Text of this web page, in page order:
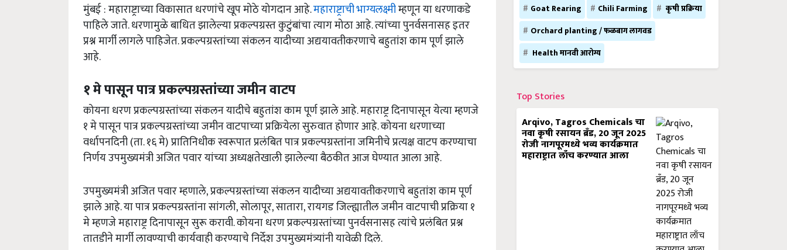
मुंबई : महाराष्ट्राच्या विकासात धरणांचे खूप मोठे योगदान आहे.महाराष्ट्राची भाग्यलक्ष्मीम्हणून या धरणाकडे
पाहिले जाते. धरणामुळे बाधित झालेल्या प्रकल्पग्रस्त कुटुंबांचा त्याग मोठा आहे. त्यांच्या पुनर्वसनासह इतर
प्रश्न मार्गी लागले पाहिजेत. प्रकल्पग्रस्तांच्या संकलन यादीच्या अद्ययावतीकरणाचे बहुतांश काम पूर्ण झाले
आहे.
१ मे पासून पात्र प्रकल्पग्रस्तांच्या जमीन वाटप
कोयना धरण प्रकल्पग्रस्तांच्या संकलन यादीचे बहुतांश काम पूर्ण झाले आहे. महाराष्ट्र दिनापासून येत्या म्हणजे
१ मे पासून पात्र प्रकल्पग्रस्तांच्या जमीन वाटपाच्या प्रक्रियेला सुरुवात होणार आहे. कोयना धरणाच्या
वर्धापनदिनी (ता. १६ मे) प्रातिनिधीक स्वरूपात प्रलंबित पात्र प्रकल्पग्रस्तांना जमिनीचे प्रत्यक्ष वाटप करण्याचा
निर्णय उपमुख्यमंत्री अजित पवार यांच्या अध्यक्षतेखाली झालेल्या बैठकीत आज घेण्यात आला आहे.
उपमुख्यमंत्री अजित पवार म्हणाले, प्रकल्पग्रस्तांच्या संकलन यादीच्या अद्ययावतीकरणाचे बहुतांश काम पूर्ण
झाले आहे. या पात्र प्रकल्पग्रस्तांना सांगली, सोलापूर, सातारा, रायगड जिल्ह्यातील जमीन वाटपाची प्रक्रिया १
मे म्हणजे महाराष्ट्र दिनापासून सुरू करावी. कोयना धरण प्रकल्पग्रस्तांच्या पुनर्वसनासह त्यांचे प्रलंबित प्रश्न
तातडीने मार्गी लावण्याची कार्यवाही करण्याचे निर्देश उपमुख्यमंत्र्यांनी यावेळी दिले.
Goat Rearing
Chili Farming
कृषी प्रक्रिया
Orchard planting / फळबाग लागवड
Health मानवी आरोग्य
Top Stories
Arqivo, Tagros Chemicals चा
नवा कृषी रसायन ब्रँड, 20 जून 2025
रोजी नागपूरमध्ये भव्य कार्यक्रमात
महाराष्ट्रात लाँच करण्यात आला